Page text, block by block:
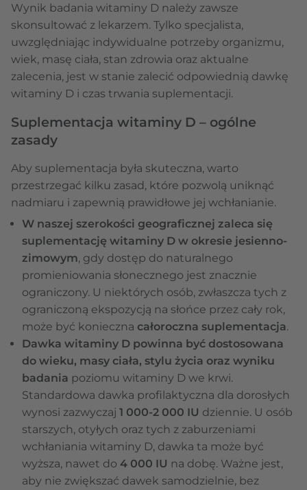
Wynik badania witaminy D należy zawsze
skonsultować z lekarzem. Tylko specjalista,
uwzględniając indywidualne potrzeby organizmu,
wiek, masę ciała, stan zdrowia oraz aktualne
zalecenia, jest w stanie zalecić odpowiednią dawkę
witaminy D i czas trwania suplementacji.
Suplementacja witaminy D – ogólne
zasady
Aby suplementacja była skuteczna, warto
przestrzegać kilku zasad, które pozwolą uniknąć
nadmiaru i zapewnią prawidłowe jej wchłanianie.
W naszej szerokości geograficznej zaleca się
suplementację witaminy D w okresie jesienno-
zimowym, gdy dostęp do naturalnego
promieniowania słonecznego jest znacznie
ograniczony. U niektórych osób, zwłaszcza tych z
ograniczoną ekspozycją na słońce przez cały rok,
może być konieczna całoroczna suplementacja.
Dawka witaminy D powinna być dostosowana
do wieku, masy ciała, stylu życia oraz wyniku
badania poziomu witaminy D we krwi.
Standardowa dawka profilaktyczna dla dorosłych
wynosi zazwyczaj 1 000-2 000 IU dziennie. U osób
starszych, otyłych oraz tych z zaburzeniami
wchłaniania witaminy D, dawka ta może być
wyższa, nawet do 4 000 IU na dobę. Ważne jest,
aby nie zwiększać dawek samodzielnie, bez